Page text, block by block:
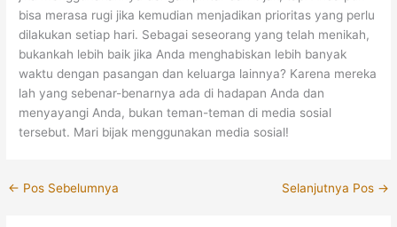
bisa merasa rugi jika kemudian menjadikan prioritas yang perlu
dilakukan setiap hari. Sebagai seseorang yang telah menikah,
bukankah lebih baik jika Anda menghabiskan lebih banyak
waktu dengan pasangan dan keluarga lainnya? Karena mereka
lah yang sebenar-benarnya ada di hadapan Anda dan
menyayangi Anda, bukan teman-teman di media sosial
tersebut. Mari bijak menggunakan media sosial!
← Pos Sebelumnya Selanjutnya Pos →